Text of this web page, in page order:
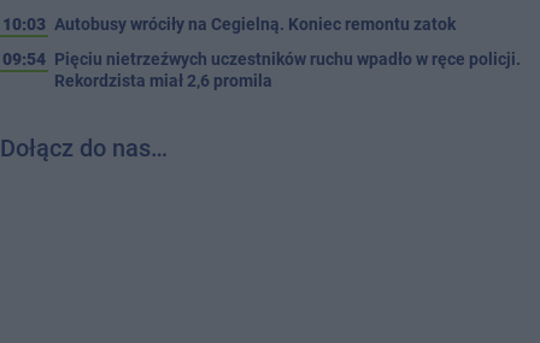
10:03 Autobusy wróciły na Cegielną. Koniec remontu zatok
09:54 Pięciu nietrzeźwych uczestników ruchu wpadło w ręce policji.
Rekordzista miał 2,6 promila
Dołącz do nas…